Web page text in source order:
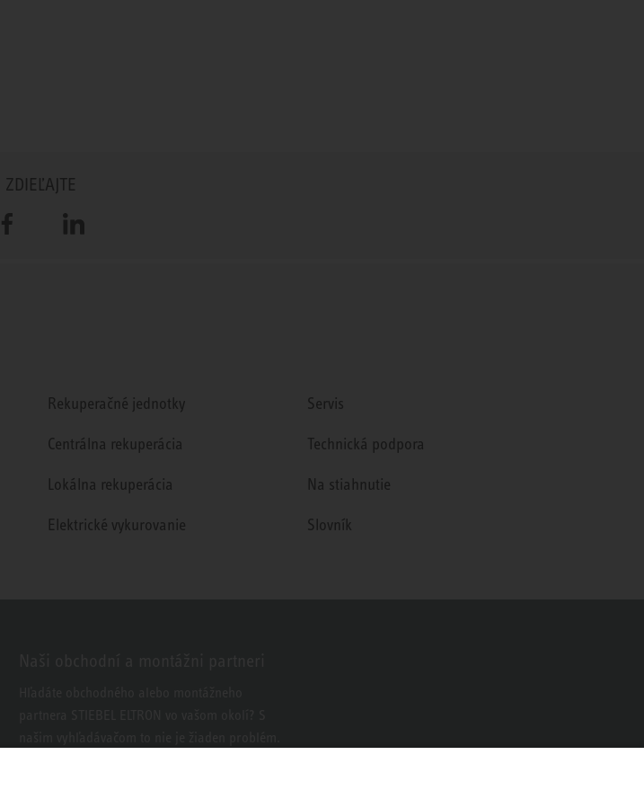
ZDIEĽAJTE
Facebook LinkedIn
Rekuperačné jednotky
Centrálna rekuperácia
Lokálna rekuperácia
Elektrické vykurovanie
Servis
Technická podpora
Na stiahnutie
Slovník